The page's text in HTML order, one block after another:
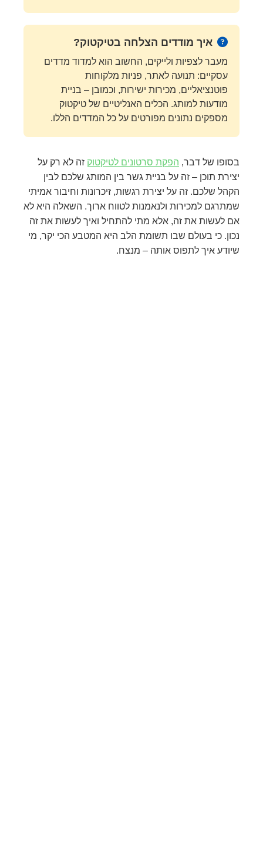
איך מודדים הצלחה בטיקטוק?
מעבר לצפיות ולייקים, החשוב הוא למדוד מדדים
עסקיים: תנועה לאתר, פניות מלקוחות
פוטנציאליים, מכירות ישירות, וכמובן – בניית
מודעות למותג. הכלים האנליטיים של טיקטוק
מספקים נתונים מפורטים על כל המדדים הללו.
בסופו של דבר, הפקת סרטונים לטיקטוק זה לא רק על
יצירת תוכן – זה על בניית גשר בין המותג שלכם לבין
הקהל שלכם. זה על יצירת רגשות, זיכרונות וחיבור אמיתי
שמתרגם למכירות ולנאמנות לטווח ארוך. השאלה היא לא
אם לעשות את זה, אלא מתי להתחיל ואיך לעשות את זה
נכון. כי בעולם שבו תשומת הלב היא המטבע הכי יקר, מי
שיודע איך לתפוס אותה – מנצח.